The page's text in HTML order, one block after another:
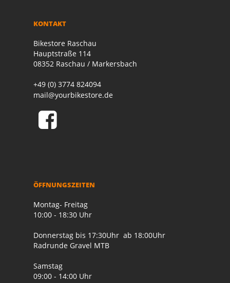
KONTAKT
Bikestore Raschau
Hauptstraße 114
08352 Raschau / Markersbach
+49 (0) 3774 824094
mail@yourbikestore.de
ÖFFNUNGSZEITEN
Montag- Freitag
10:00 - 18:30 Uhr
Donnerstag bis 17:30Uhr ab 18:00Uhr
Radrunde Gravel MTB
Samstag
09:00 - 14:00 Uhr